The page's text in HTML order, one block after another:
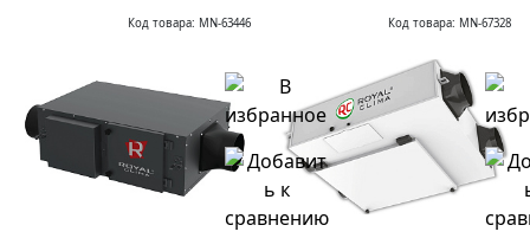
Код товара: MN-63446 Код товара: MN-67328